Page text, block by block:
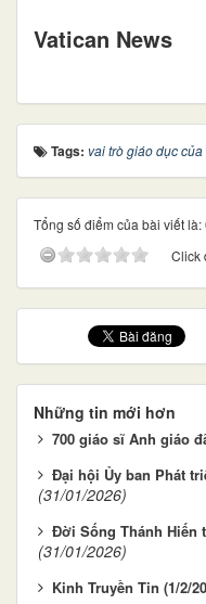
Vatican News
Tags: vai trò giáo dục
Tổng số điểm của bài viết
Click
Những tin mới hơn
700 giáo sĩ Anh giáo
Đại hội Ủy ban Phát
(31/01/2026)
Đời Sống Thánh Hiến
(31/01/2026)
Kinh Truyền Tin (1/2/